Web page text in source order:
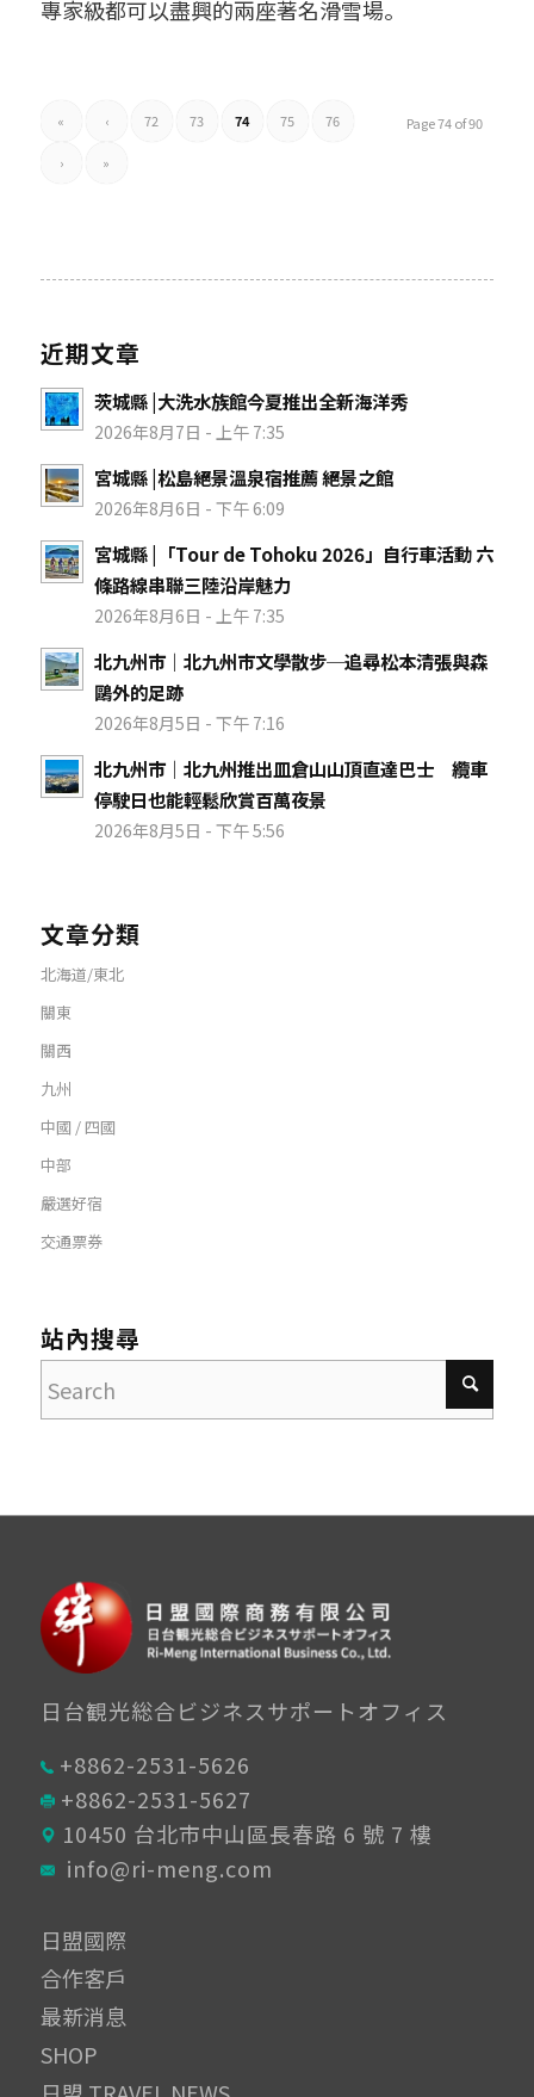
專家級都可以盡興的兩座著名滑雪場。
Page 74 of 90
« ‹ 72 73 74 75 76
› »
近期文章
茨城縣 |大洗水族館今夏推出全新海洋秀
2026年8月7日 - 上午 7:35
宮城縣 |松島絕景溫泉宿推薦 絕景之館
2026年8月6日 - 下午 6:09
宮城縣 |「Tour de Tohoku 2026」自行車活動 六
條路線串聯三陸沿岸魅力
2026年8月6日 - 上午 7:35
北九州市｜北九州市文學散步─追尋松本清張與森
鷗外的足跡
2026年8月5日 - 下午 7:16
北九州市｜北九州推出皿倉山山頂直達巴士 纜車
停駛日也能輕鬆欣賞百萬夜景
2026年8月5日 - 下午 5:56
文章分類
北海道/東北
關東
關西
九州
中國 / 四國
中部
嚴選好宿
交通票券
站內搜尋
日台観光総合ビジネスサポートオフィス
+8862-2531-5626
+8862-2531-5627
10450 台北市中山區長春路 6 號 7 樓
info@ri-meng.com
日盟國際
合作客戶
最新消息
SHOP